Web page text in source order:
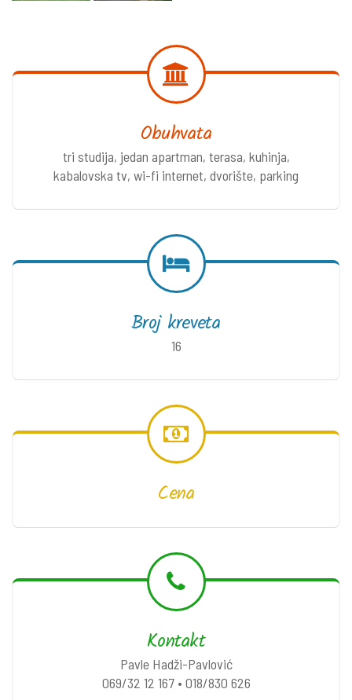
Obuhvata
tri studija, jedan apartman, terasa, kuhinja,
kabalovska tv, wi-fi internet, dvorište, parking
Broj kreveta
16
Cena
Kontakt
Pavle Hadži-Pavlović
069/32 12 167 • 018/830 626